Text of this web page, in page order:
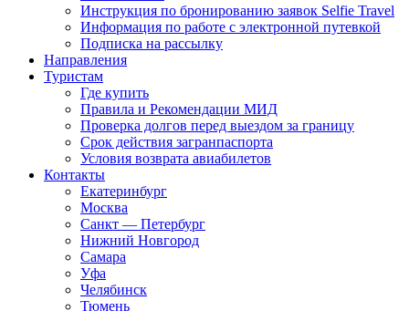
Инструкция по бронированию заявок Selfie Travel
Информация по работе с электронной путевкой
Подписка на рассылку
Направления
Туристам
Где купить
Правила и Рекомендации МИД
Проверка долгов перед выездом за границу
Срок действия загранпаспорта
Условия возврата авиабилетов
Контакты
Екатеринбург
Москва
Санкт — Петербург
Нижний Новгород
Самара
Уфа
Челябинск
Тюмень